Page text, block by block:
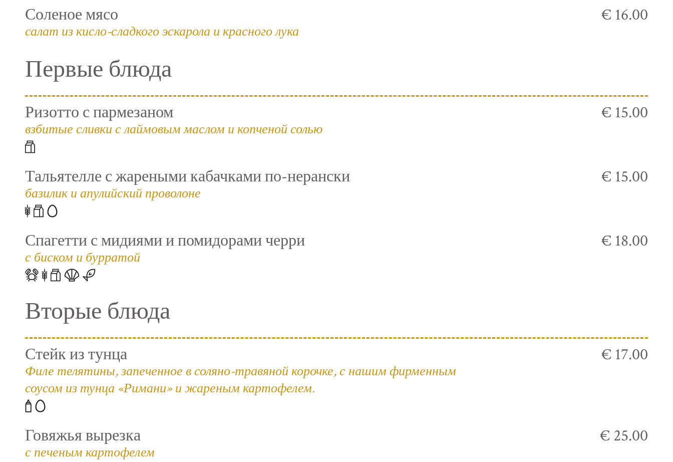
Соленое мясо
салат из кисло-сладкого эскарола и красного лука
€ 16.00
Первые блюда
Ризотто с пармезаном
взбитые сливки с лаймовым маслом и копченой солью
€ 15.00
Тальятелле с жареными кабачками по-нерански
базилик и апулийский проволоне
€ 15.00
Спагетти с мидиями и помидорами черри
с биском и бурратой
€ 18.00
Вторые блюда
Стейк из тунца
Филе телятины, запеченное в соляно-травяной корочке, с нашим фирменным
соусом из тунца «Римани» и жареным картофелем.
€ 17.00
Говяжья вырезка
с печеным картофелем
€ 25.00